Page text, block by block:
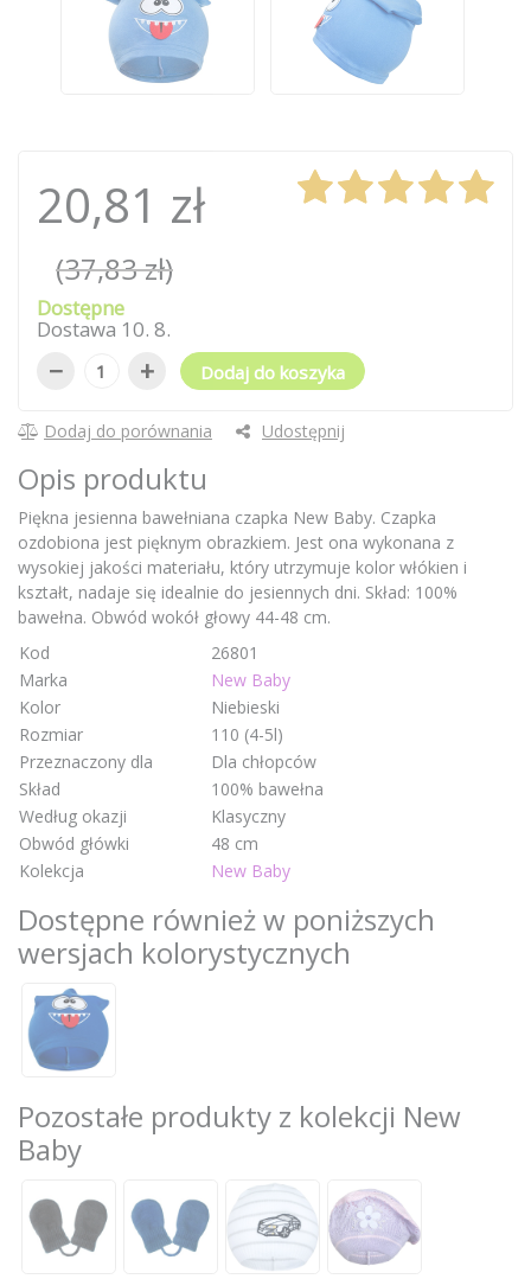
20,81 zł
(37,83 zł)
Dostępne
Dostawa 10. 8.
− + Dodaj do koszyka
Dodaj do porównania Udostępnij
Opis produktu
Piękna jesienna bawełniana czapka New Baby. Czapka
ozdobiona jest pięknym obrazkiem. Jest ona wykonana z
wysokiej jakości materiału, który utrzymuje kolor włókien i
kształt, nadaje się idealnie do jesiennych dni. Skład: 100%
bawełna. Obwód wokół głowy 44-48 cm.
Kod
26801
Marka
New Baby
Kolor
Niebieski
Rozmiar
110 (4-5l)
Przeznaczony dla
Dla chłopców
Skład
100% bawełna
Według okazji
Klasyczny
Obwód główki
48 cm
Kolekcja
New Baby
Dostępne również w poniższych
wersjach kolorystycznych
Pozostałe produkty z kolekcji New
Baby